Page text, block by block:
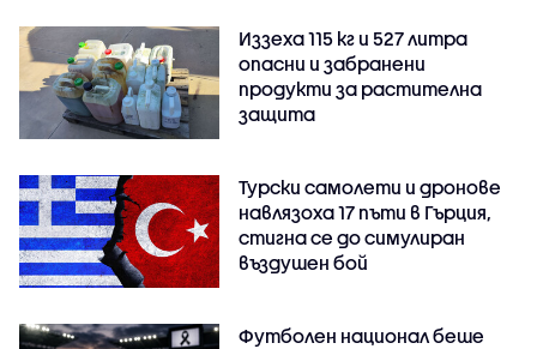
Иззеха 115 кг и 527 литра
опасни и забранени
продукти за растителна
защита
Турски самолети и дронове
навлязоха 17 пъти в Гърция,
стигна се до симулиран
въздушен бой
Футболен национал беше